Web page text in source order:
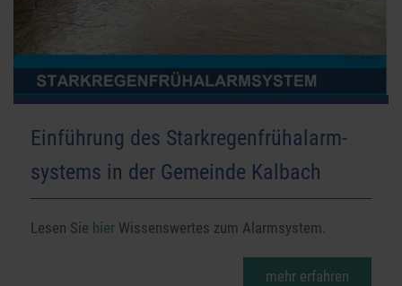
Einführung des Starkregenfrühalarm-
systems in der Gemeinde Kalbach
Lesen Sie hier Wissenswertes zum Alarmsystem.
mehr erfahren